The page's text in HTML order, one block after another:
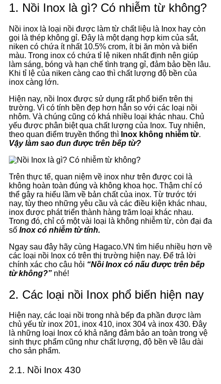
1. Nồi Inox là gì? Có nhiễm từ không?
Nồi inox là loại nồi được làm từ chất liệu là Inox hay còn
gọi là thép không gỉ. Đây là một dạng hợp kim của sắt,
niken có chứa ít nhất 10.5% crom, ít bị ăn mòn và biến
màu. Trong inox có chứa tỉ lệ niken nhất định nên giúp
làm sáng, bóng và hạn chế tình trạng gỉ, đảm bảo bền lâu.
Khi tỉ lệ của niken càng cao thì chất lượng độ bền của
inox càng lớn.
Hiện nay, nồi Inox được sử dụng rất phổ biến trên thị
trường. Vì có tính bền đẹp hơn hẳn so với các loại nồi
nhôm. Và chúng cũng có khá nhiều loại khác nhau. Chủ
yếu được phân biệt qua chất lượng của Inox. Tuy nhiên,
theo quan điểm truyền thống thì Inox không nhiễm từ.
Vậy làm sao đun được trên bếp từ?
Trên thực tế, quan niệm về inox như trên được coi là
không hoàn toàn đúng và không khoa học. Thậm chí có
thể gây ra hiểu lầm về bản chất của inox. Từ trước tới
nay, tùy theo những yêu cầu và các điều kiện khác nhau,
inox được phát triển thành hàng trăm loại khác nhau.
Trong đó, chỉ có một vài loại là không nhiễm từ, còn đại đa
số Inox có nhiễm từ tính.
Ngay sau đây hãy cùng Hagaco.VN tìm hiểu nhiều hơn về
các loại nồi Inox có trên thị trường hiện nay. Để trả lời
chính xác cho câu hỏi “Nồi Inox có nấu được trên bếp
từ không?” nhé!
2. Các loại nồi Inox phổ biến hiện nay
Hiện nay, các loại nồi trong nhà bếp đa phần được làm
chủ yếu từ inox 201, inox 410, inox 304 và inox 430. Đây
là những loại Inox có khả năng đảm bảo an toàn trong vệ
sinh thực phẩm cũng như chất lượng, độ bền về lâu dài
cho sản phẩm.
2.1. Nồi Inox 430